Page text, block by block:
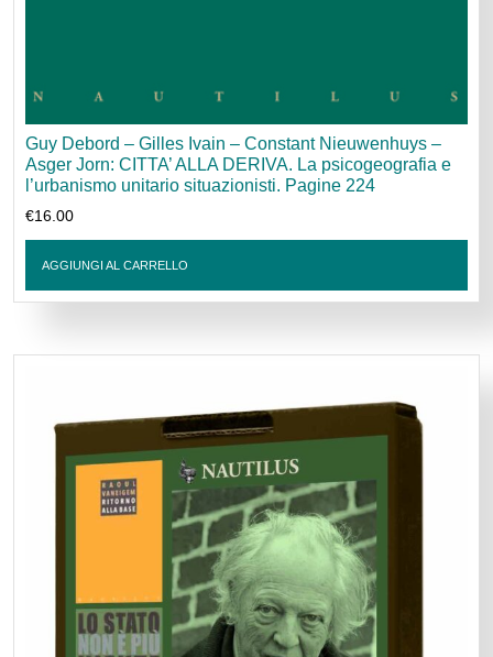
Guy Debord – Gilles Ivain – Constant Nieuwenhuys –
Asger Jorn: CITTA’ ALLA DERIVA. La psicogeografia e
l’urbanismo unitario situazionisti. Pagine 224
€16.00
AGGIUNGI AL CARRELLO